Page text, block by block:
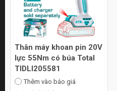
Thân máy khoan pin 20V
lực 55Nm có búa Total
TIDLI205581
Thêm vào báo giá